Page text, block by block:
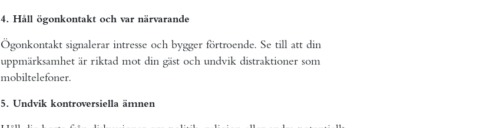
4. Håll ögonkontakt och var närvarande
Ögonkontakt signalerar intresse och bygger förtroende. Se till att din
uppmärksamhet är riktad mot din gäst och undvik distraktioner som
mobiltelefoner.
5. Undvik kontroversiella ämnen